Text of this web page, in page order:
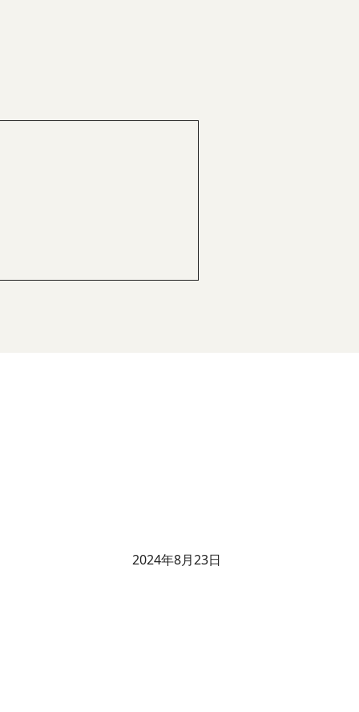
2024年8月23日